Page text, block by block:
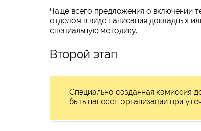
Чаще всего предложения о включении
отделом в виде написания докладных
специальную методику.
Второй этап
Специально созданная комиссия
быть нанесен организации при